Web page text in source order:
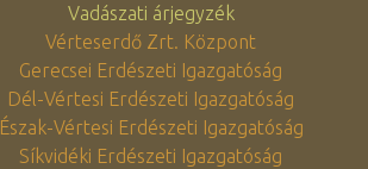
Vadászati árjegyzék
Vérteserdő Zrt. Központ
Gerecsei Erdészeti Igazgatóság
Dél-Vértesi Erdészeti Igazgatóság
Észak-Vértesi Erdészeti Igazgatóság
Síkvidéki Erdészeti Igazgatóság